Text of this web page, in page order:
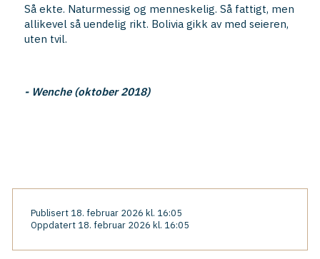
Så ekte. Naturmessig og menneskelig. Så fattigt, men
allikevel så uendelig rikt. Bolivia gikk av med seieren,
uten tvil.
- Wenche (oktober 2018)
Publisert 18. februar 2026 kl. 16:05
Oppdatert 18. februar 2026 kl. 16:05